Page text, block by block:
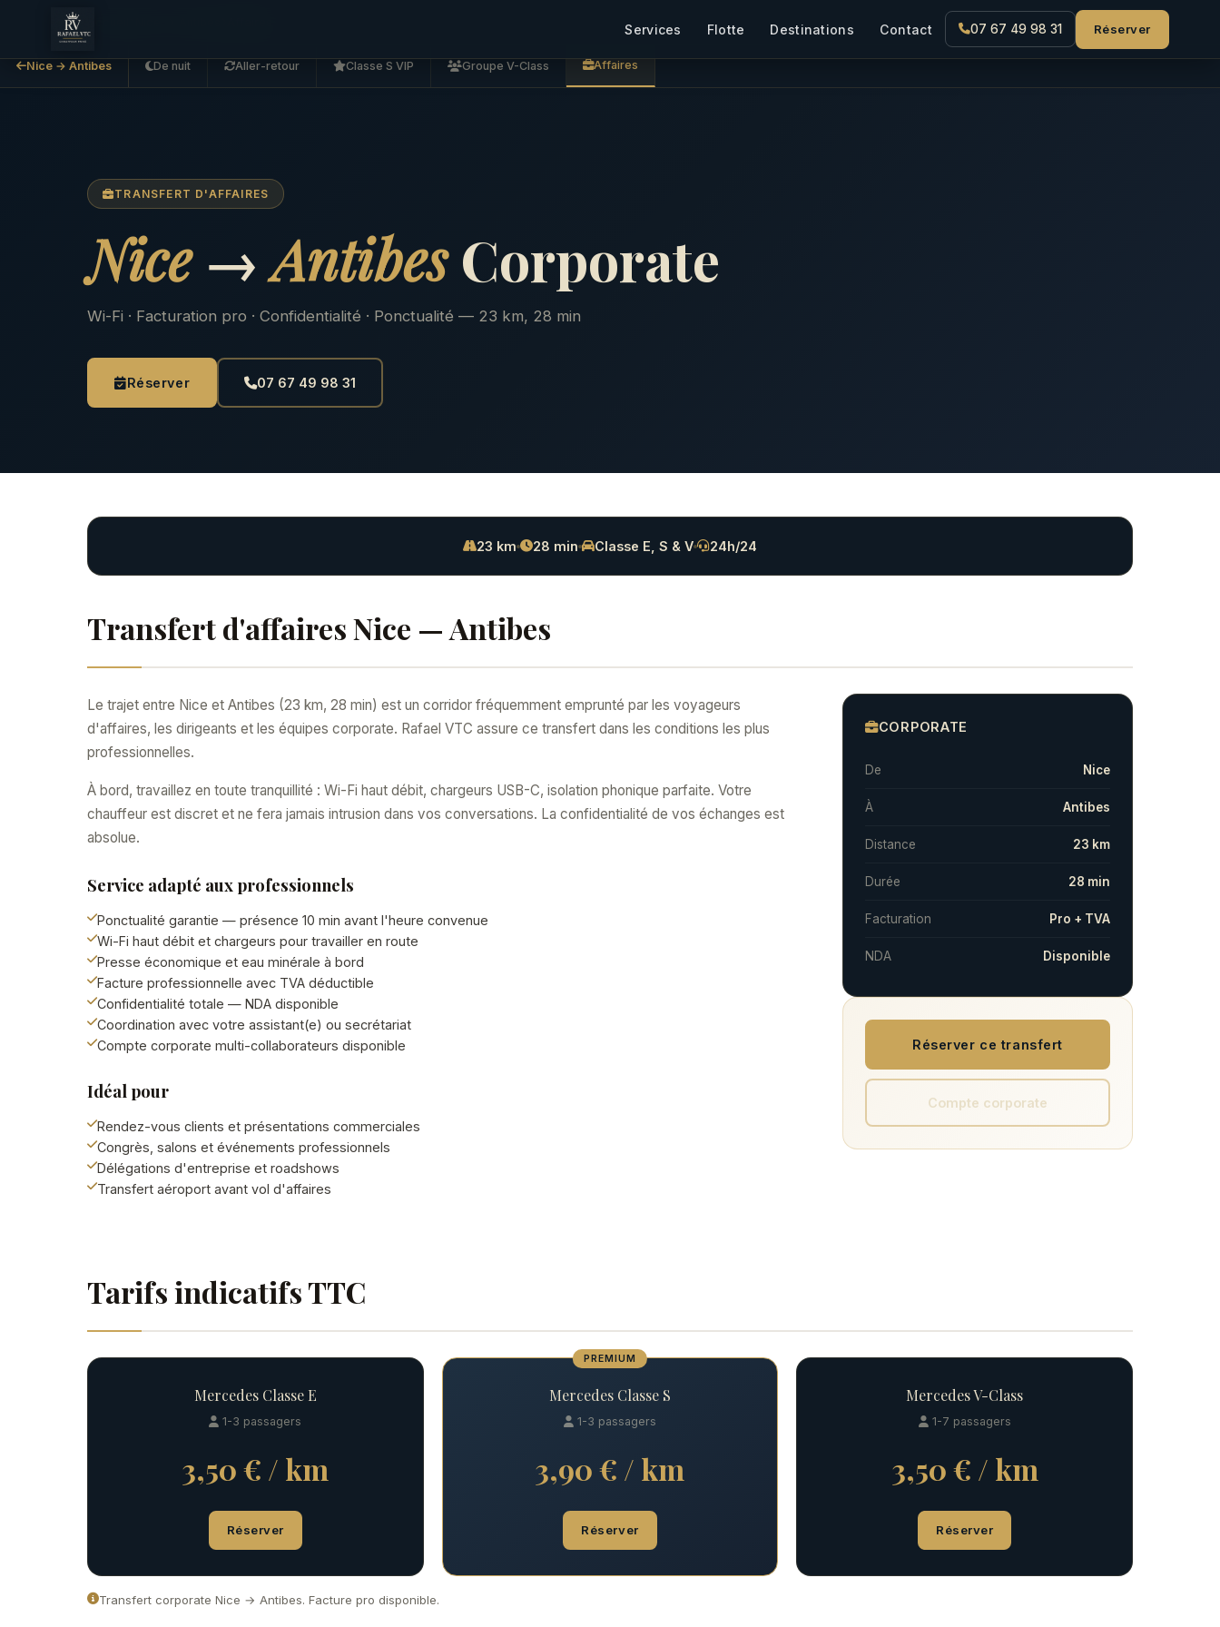
Services Flotte Destinations Contact 07 67 49 98 31 Réserver
Nice → Antibes De nuit Aller-retour Classe S VIP Groupe V-Class Affaires
TRANSFERT D'AFFAIRES
Nice→AntibesCorporate
Wi-Fi · Facturation pro · Confidentialité · Ponctualité — 23 km, 28 min
Réserver 07 67 49 98 31
23 km 28 min Classe E, S & V 24h/24
Transfert d'affaires Nice — Antibes
Le trajet entre Nice et Antibes (23 km, 28 min) est un corridor fréquemment emprunté par les voyageurs
d'affaires, les dirigeants et les équipes corporate. Rafael VTC assure ce transfert dans les conditions les plus
professionnelles.
À bord, travaillez en toute tranquillité : Wi-Fi haut débit, chargeurs USB-C, isolation phonique parfaite. Votre
chauffeur est discret et ne fera jamais intrusion dans vos conversations. La confidentialité de vos échanges est
absolue.
Service adapté aux professionnels
Ponctualité garantie — présence 10 min avant l'heure convenue
Wi-Fi haut débit et chargeurs pour travailler en route
Presse économique et eau minérale à bord
Facture professionnelle avec TVA déductible
Confidentialité totale — NDA disponible
Coordination avec votre assistant(e) ou secrétariat
Compte corporate multi-collaborateurs disponible
Idéal pour
Rendez-vous clients et présentations commerciales
Congrès, salons et événements professionnels
Délégations d'entreprise et roadshows
Transfert aéroport avant vol d'affaires
CORPORATE
De Nice
À Antibes
Distance 23 km
Durée 28 min
Facturation Pro + TVA
NDA Disponible
Réserver ce transfert
Compte corporate
Tarifs indicatifs TTC
Mercedes Classe E
1-3 passagers
3,50 € / km
Réserver
PREMIUM
Mercedes Classe S
1-3 passagers
3,90 € / km
Réserver
Mercedes V-Class
1-7 passagers
3,50 € / km
Réserver
Transfert corporate Nice → Antibes. Facture pro disponible.